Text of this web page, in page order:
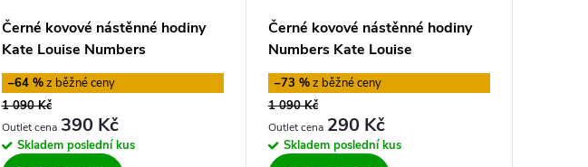
Černé kovové nástěnné hodiny
Kate Louise Numbers
–64 %
1 090 Kč
390 Kč
Skladem poslední kus
Černé kovové nástěnné hodiny
Numbers Kate Louise
–73 %
1 090 Kč
290 Kč
Skladem poslední kus